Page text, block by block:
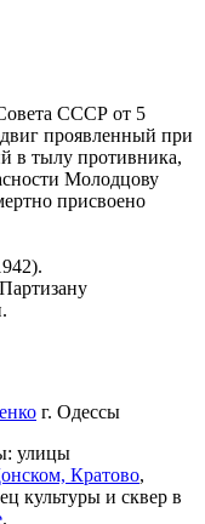
СССР от 5
проявленный при
в тылу противника,
Молодцову
присвоено
г. Одессы
улицы
Кратово,
культуры и сквер в
.